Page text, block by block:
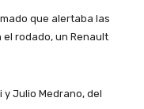
que alertaba las
rodado, un Renault
Julio Medrano, del